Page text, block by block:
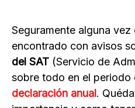
Seguramente alguna
encontrado con avisos
del SAT (Servicio de
sobre todo en el periodo
declaración anual.